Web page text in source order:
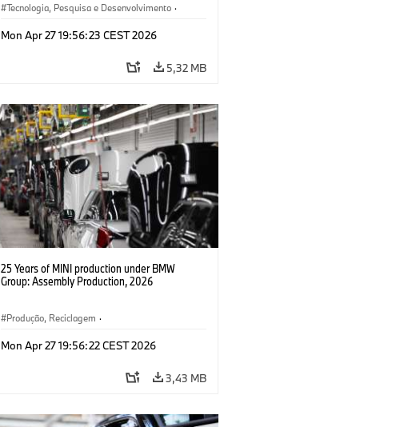
Tecnologia, Pesquisa e Desenvolvimento ·
Mon Apr 27 19:56:23 CEST 2026
5,32 MB
25 Years of MINI production under BMW
Group: Assembly Production, 2026
Produção, Reciclagem ·
Mon Apr 27 19:56:22 CEST 2026
3,43 MB